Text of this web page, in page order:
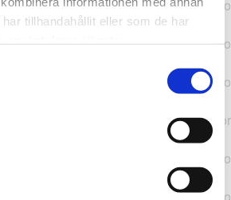
tillhandahållit eller som de har
_next/static/chunks/
at i
_next/static/chunks/
_next/static/chunks/
_next/static/chunks/
at uI
_next/static/chunks/
at uE
_next/static/chunks/